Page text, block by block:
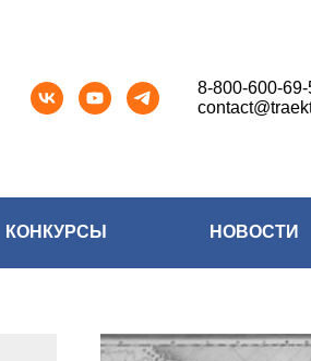
8-800-600-
КОНКУРСЫ НОВОСТИ